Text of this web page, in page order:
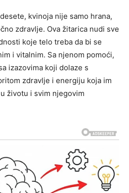
kvinoja nije samo hrana,
zdravlje. Ova žitarica nudi sve
koje telo treba da bi se
i vitalnim. Sa njenom pomoći,
izazovima koji dolaze s
zdravlje i energiju koja im
životu i svim njegovim